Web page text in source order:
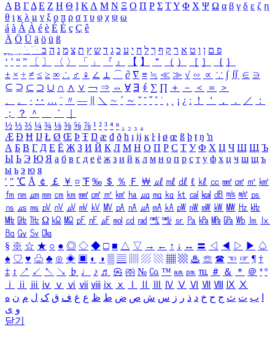
Α Β ΓΔ Ε Ζ Η Θ Ι ΚΛ Μ Ν Ξ Ο Π Ρ Σ ΤΥ Φ Χ Ψ Ω α β γ δ ε ζ η
θ ι κ λ μ ν ξ ο π ρ σ τ υ φ χ ψ ω
á à Á À é è É È ç Ç ê
Ä Ö Ü ä ö ü ß
ִֶֹ ֻּ ׁׂ פ ם ן ו ט א ר ק ף ך ל ח י ע כ ג ד ש ץ ת צ מ נ ה ב
‘ ’ “ ” 〔 〕 〈 〉 「 」 『 』 【 】 ＂ （ ） ［ ］ ｛ ｝
± × ÷ ≠ ≤ ≥ ∞ ∴ ♂ ♀ ∠ ⊥ ⌒ ∂ ∇ ≡ ≒ ≪ ≫ √ ∽ ∝ ∵ ∫ ∬ ∈ ∋
⊆ ⊇ ⊂ ⊃ ∪ ∩ ∧ ∨ ￢ ⇒ ⇔ ∀ ∃ ∮ ∑ ∏ ＋ － ＜ ＝
＞
、
。 · ‥ … ¨ 〃 ― ＼ ∼ ´ ～ ˇ ˘ ˝ ˚ ˙ ¸ ¡ ¿ ː ！ ＇ ， ． ／
：
；
？ ＾ ｀
½ ⅓ ⅔ ¼ ¾ ⅛ ⅜ ⅝ ⅞ ¹ ² ³ ⁴ ⁿ ₁ ₂ ₃ ₄
Æ Ð Ħ Ĳ Ł Ø Œ Þ Ŧ Ŋ æ đ ð ħ ı ĳ ĸ ŀ ł ø œ ß þ ŧ ŋ ŉ
А Б В Г Д Е Ё Ж З И Й К Л М Н О П Р С Т У Ф Х Ц Ч Ш Щ Ъ
Ы Ь Э Ю Я а б в г д е ё ж з и й к л м н о п р с т у ф х ц ч ш щ ъ
ы ь э ю я
′ ″ ℃ Å ￠ ￡ ￥ ¤ ℉ ‰ ＄ ％ Ｆ ￦ ㎕ ㎖ ㎗ ℓ ㎘ ㏄ ㎣ ㎤ ㎥ ㎦
㎙ ㎚ ㎛ ㎜ ㎝ ㎞ ㎟ ㎠ ㎡ ㎢ ㏊ ㎍ ㎎ ㎏ ㏏ ㎈ ㎉ ㏈ ㎧ ㎨ ㎰
㎱ ㎲ ㎳ ㎴ ㎵ ㎶ ㎷ ㎸ ㎹ ㎀ ㎁ ㎂ ㎃ ㎄ ㎺ ㎻ ㎽ ㎾ ㎿ ㎐ ㎑
㎒ ㎓ ㎔ Ω ㏀ ㏁ ㎊ ㎋ ㎌ ㏖ ㏅ ㎭ ㎮ ㎯ ㏛ ㎩ ㎪ ㎫ ㎬ ㏝ ㏐
㏓
㏃ ㏉ ㏜ ㏆
§ ※ ☆ ★ ○ ● ◎ ◇ ◆ □ ■ △ ▽ → ← ↑ ↓ ↔ 〓 ◁ ◀ ▷ ▶ ♤
♠ ♡ ♥ ♧ ♣ ⊙ ◈ ▣ ◐ ◑ ▒ ▤ ▨ ▧ ▦ ▩ ♨ ☏ ☎ ☜ ☞ ¶ †
‡ ↕ ↗ ↙ ↖ ↘ ♭ ♩ ♪ ♬ ㉿ ㈜ № ㏇ ™ ㏂ ㏘ ℡ ＃ ＆ ＊ ＠ ª º
ⅰ
ⅱ ⅲ ⅳ ⅴ ⅵ ⅶ ⅷ ⅸ ⅹ Ⅳ Ⅴ Ⅵ Ⅶ Ⅷ Ⅸ Ⅹ
ب ت ث ج ح خ د ذ ر ز س ش ص ض ط ظ ع غ ف ق ک ل م ن ه
و ی
닫기